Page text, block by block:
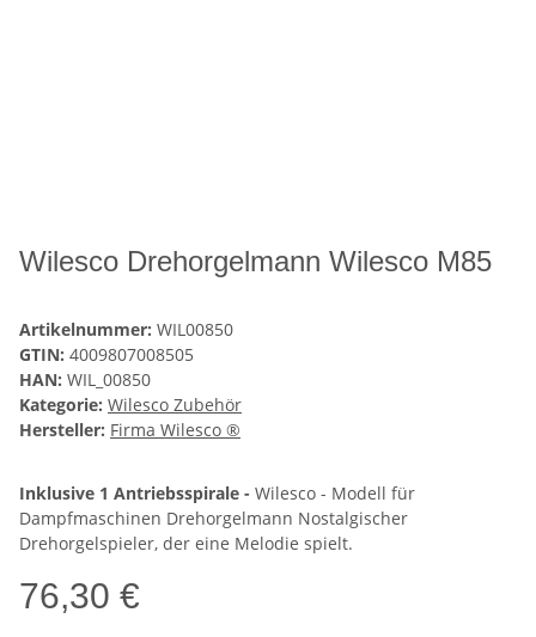
Wilesco Drehorgelmann Wilesco M85
Artikelnummer: WIL00850
GTIN: 4009807008505
HAN: WIL_00850
Kategorie: Wilesco Zubehör
Hersteller: Firma Wilesco ®
Inklusive 1 Antriebsspirale - Wilesco - Modell für
Dampfmaschinen Drehorgelmann Nostalgischer
Drehorgelspieler, der eine Melodie spielt.
76,30 €